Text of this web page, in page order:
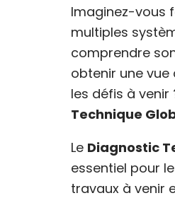
Imaginez-vous
multiples
comprendre
obtenir une vue
les défis à venir
Technique
Le Diagnostic
essentiel pour
travaux à venir